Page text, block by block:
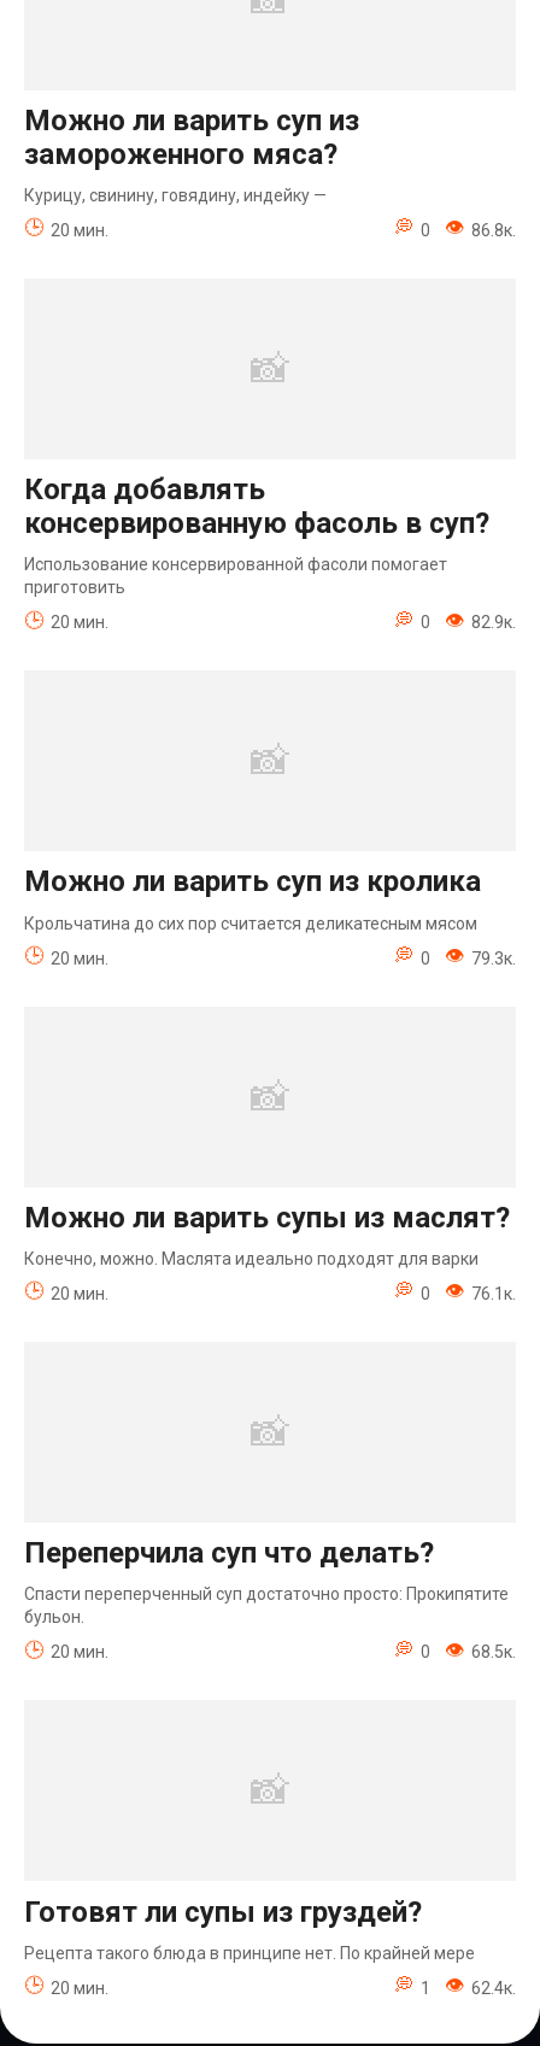
Можно ли варить суп из
замороженного мяса?
Курицу, свинину, говядину, индейку —
20 мин.
0 86.8к.
Когда добавлять
консервированную фасоль в суп?
Использование консервированной фасоли помогает
приготовить
20 мин.
0 82.9к.
Можно ли варить суп из кролика
Крольчатина до сих пор считается деликатесным мясом
20 мин.
0 79.3к.
Можно ли варить супы из маслят?
Конечно, можно. Маслята идеально подходят для варки
20 мин.
0 76.1к.
Переперчила суп что делать?
Спасти переперченный суп достаточно просто: Прокипятите
бульон.
20 мин.
0 68.5к.
Готовят ли супы из груздей?
Рецепта такого блюда в принципе нет. По крайней мере
20 мин.
1 62.4к.